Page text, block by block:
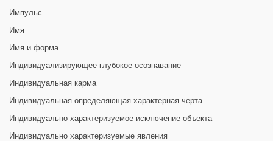
Импульс
Имя
Имя и форма
Индивидуализирующее глубокое осознавание
Индивидуальная карма
Индивидуальная определяющая характерная черта
Индивидуально характеризуемое исключение объекта
Индивидуально характеризуемые явления